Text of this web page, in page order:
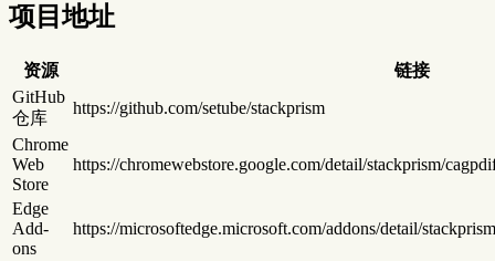
项目地址
资源
链接
GitHub
仓库
https://github.com/setube/stackprism
Chrome
Web
Store
https://chromewebstore.google.com/detail/stackprism/
Edge
Add-
ons
https://microsoftedge.microsoft.com/addons/detail/